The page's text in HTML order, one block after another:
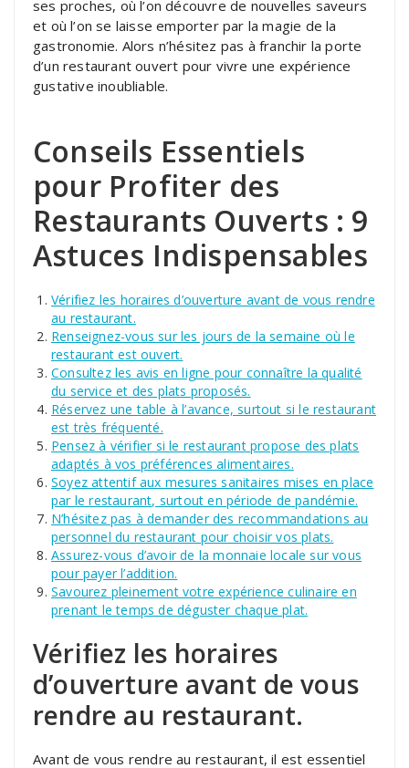
ses proches, où l’on découvre de nouvelles saveurs
et où l’on se laisse emporter par la magie de la
gastronomie. Alors n’hésitez pas à franchir la porte
d’un restaurant ouvert pour vivre une expérience
gustative inoubliable.
Conseils Essentiels
pour Profiter des
Restaurants Ouverts : 9
Astuces Indispensables
Vérifiez les horaires d’ouverture avant de vous rendre
au restaurant.
Renseignez-vous sur les jours de la semaine où le
restaurant est ouvert.
Consultez les avis en ligne pour connaître la qualité
du service et des plats proposés.
Réservez une table à l’avance, surtout si le restaurant
est très fréquenté.
Pensez à vérifier si le restaurant propose des plats
adaptés à vos préférences alimentaires.
Soyez attentif aux mesures sanitaires mises en place
par le restaurant, surtout en période de pandémie.
N’hésitez pas à demander des recommandations au
personnel du restaurant pour choisir vos plats.
Assurez-vous d’avoir de la monnaie locale sur vous
pour payer l’addition.
Savourez pleinement votre expérience culinaire en
prenant le temps de déguster chaque plat.
Vérifiez les horaires
d’ouverture avant de vous
rendre au restaurant.
Avant de vous rendre au restaurant, il est essentiel